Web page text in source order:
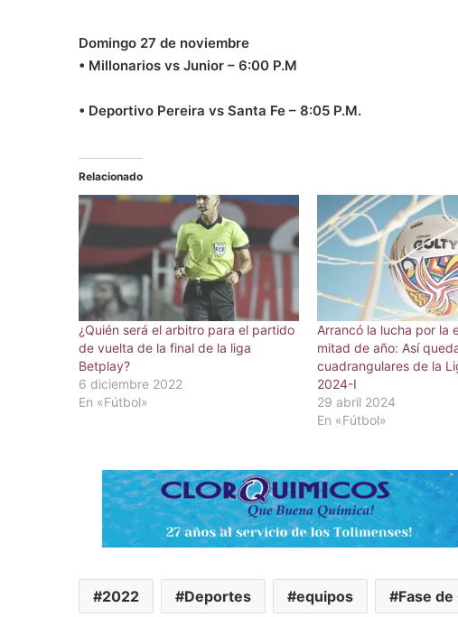
Domingo 27 de noviembre
• Millonarios vs Junior – 6:00 P.M
• Deportivo Pereira vs Santa Fe – 8:05 P.M.
Relacionado
¿Quién será el arbitro para el partido
de vuelta de la final de la liga
Betplay?
6 diciembre 2022
En «Fútbol»
Arrancó la lucha por la
mitad de año: Así
cuadrangulares de la
2024-I
29 abril 2024
En «Fútbol»
2022 Deportes equipos Fase